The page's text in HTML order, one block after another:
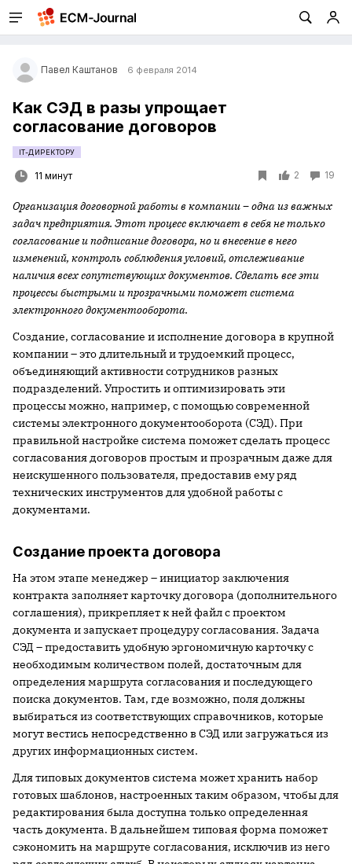
Павел Каштанов 6 февраля 2014
Как СЭД в разы упрощает
согласование договоров
IT-ДИРЕКТОРУ
11 минут 2 19
Организация договорной работы в компании – одна из важных
задач предприятия. Этот процесс включает в себя не только
согласование и подписание договора, но и внесение в него
изменений, контроль соблюдения условий, отслеживание
наличия всех сопутствующих документов. Сделать все эти
процессы быстрыми и прозрачными поможет система
электронного документооборота.
Создание, согласование и исполнение договора в крупной
компании – это длительный и трудоемкий процесс,
объединяющий активности сотрудников разных
подразделений. Упростить и оптимизировать эти
процессы можно, например, с помощью современной
системы электронного документооборота (СЭД). При
правильной настройке система поможет сделать процесс
согласования договоров простым и прозрачным даже для
неискушенного пользователя, предоставив ему ряд
технических инструментов для удобной работы с
документами.
Создание проекта договора
На этом этапе менеджер – инициатор заключения
контракта заполняет карточку договора (дополнительного
соглашения), прикрепляет к ней файл с проектом
документа и запускает процедуру согласования. Задача
СЭД – предоставить удобную эргономичную карточку с
необходимым количеством полей, достаточным для
определения маршрута согласования и последующего
поиска документов. Там, где возможно, поля должны
выбираться из соответствующих справочников, которые
могут вестись непосредственно в СЭД или загружаться из
других информационных систем.
Для типовых документов система может хранить набор
готовых шаблонов, настроенных таким образом, чтобы для
редактирования была доступна только определенная
часть документа. В дальнейшем типовая форма поможет
сэкономить на маршруте согласования, исключив из него